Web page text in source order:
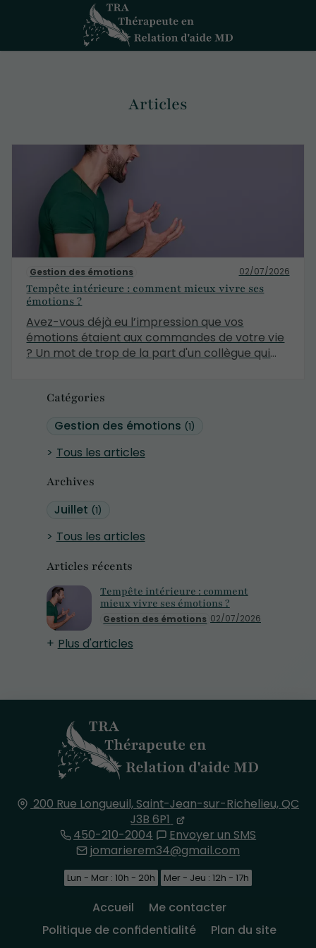
Catégories
Gestion des émotions (1)
Tous les articles
Archives
Juillet (1)
Tous les articles
Articles récents
Gestion des émotions 02/07/2026
Tempête intérieure : comment
mieux vivre ses émotions ?
Plus d'articles
Articles
Gestion des émotions 02/07/2026
Tempête intérieure : comment mieux vivre ses
émotions ?
Avez-vous déjà eu l’impression que vos
émotions étaient aux commandes de votre vie
? Un mot de trop de la part d'un collègue qui
raison apparente, ou cette tristesse qui vous
heureux ».
200 Rue Longueuil,Saint-Jean-sur-Richelieu, QC
J3B 6P1
450-210-2004
Envoyer un SMS
jomarierem34@gmail.com
Lun - Mar : 10h - 20h Mer - Jeu : 12h - 17h
Accueil
Me contacter
Politique de confidentialité
Plan du site